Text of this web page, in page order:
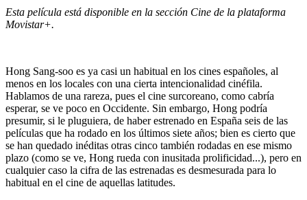
Esta película está disponible en la sección Cine de la plataforma
Movistar+.
Hong Sang-soo es ya casi un habitual en los cines españoles, al
menos en los locales con una cierta intencionalidad cinéfila.
Hablamos de una rareza, pues el cine surcoreano, como cabría
esperar, se ve poco en Occidente. Sin embargo, Hong podría
presumir, si le pluguiera, de haber estrenado en España seis de las
películas que ha rodado en los últimos siete años; bien es cierto que
se han quedado inéditas otras cinco también rodadas en ese mismo
plazo (como se ve, Hong rueda con inusitada prolificidad...), pero en
cualquier caso la cifra de las estrenadas es desmesurada para lo
habitual en el cine de aquellas latitudes.